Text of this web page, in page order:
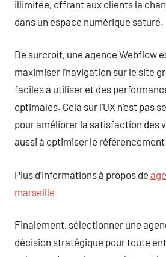
illimitée, offrant aux clients la
dans un espace numérique saturé.
De surcroît, une agence Webflow
maximiser l’navigation sur le site
faciles à utiliser et des
optimales. Cela sur l’UX n’est pas
pour améliorer la satisfaction des
aussi à optimiser le
Plus d’informations à propos de
marseille
Finalement, sélectionner une
décision stratégique pour toute